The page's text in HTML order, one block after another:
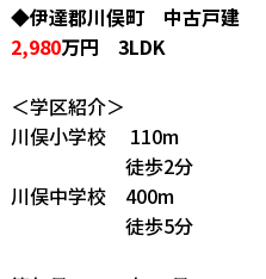
◆伊達郡川俣町 中古戸建
2,980万円 3LDK
＜学区紹介＞
川俣小学校 110m
徒歩2分
川俣中学校 400m
徒歩5分